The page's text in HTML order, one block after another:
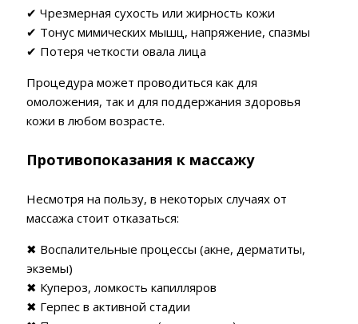
✔ Чрезмерная сухость или жирность кожи
✔ Тонус мимических мышц, напряжение, спазмы
✔ Потеря четкости овала лица
Процедура может проводиться как для
омоложения, так и для поддержания здоровья
кожи в любом возрасте.
Противопоказания к массажу
Несмотря на пользу, в некоторых случаях от
массажа стоит отказаться:
✖ Воспалительные процессы (акне, дерматиты,
экземы)
✖ Купероз, ломкость капилляров
✖ Герпес в активной стадии